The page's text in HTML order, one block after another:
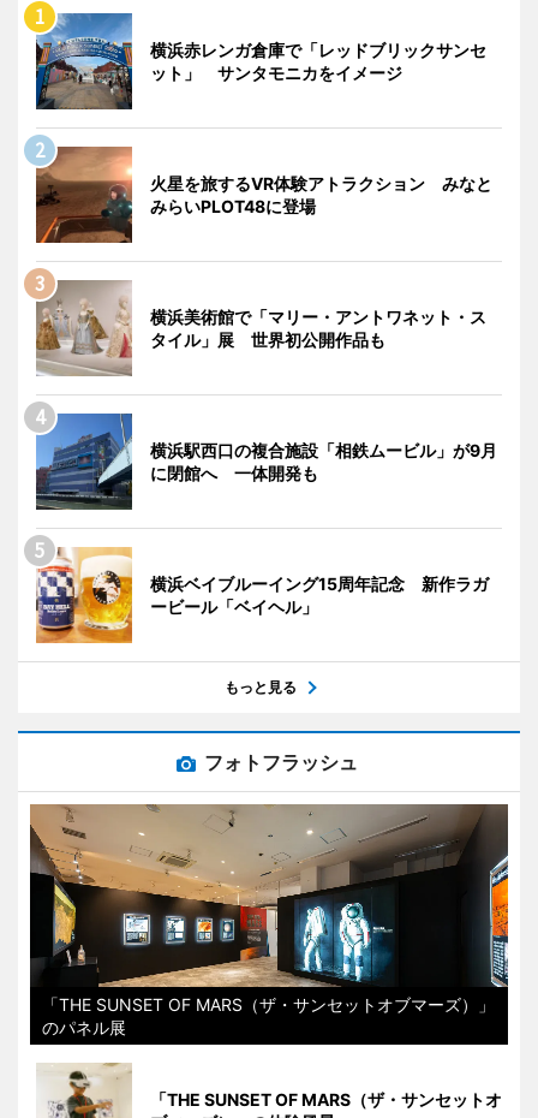
横浜赤レンガ倉庫で「レッドブリックサンセ
ット」 サンタモニカをイメージ
火星を旅するVR体験アトラクション みなと
みらいPLOT48に登場
横浜美術館で「マリー・アントワネット・ス
タイル」展 世界初公開作品も
横浜駅西口の複合施設「相鉄ムービル」が9月
に閉館へ 一体開発も
横浜ベイブルーイング15周年記念 新作ラガ
ービール「ベイヘル」
もっと見る
フォトフラッシュ
「THE SUNSET OF MARS（ザ・サンセットオブマーズ）」
のパネル展
「THE SUNSET OF MARS（ザ・サンセットオ